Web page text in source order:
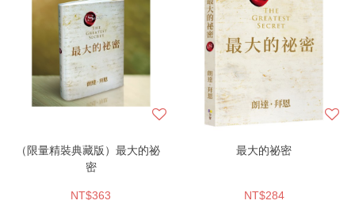
（限量精裝典藏版）最大的祕
密
NT$363
最大的祕密
NT$284